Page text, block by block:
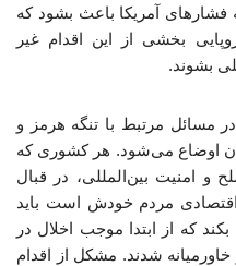
فشارهای آمریکا باعث بشود که
بخشی از این اقدام غیر
بشوند.
مسائل مرتبط با تنگه هرمز و
اوضاع می‌شود. هر کشوری که
و امنیت بین‌المللی، در قبال
مردم خودش است باید
که از ابتدا موجب اخلال در
شدند. مشکل از اقدام